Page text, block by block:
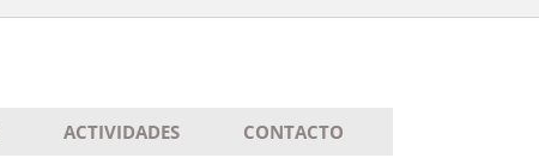
ACTIVIDADES CONTACTO